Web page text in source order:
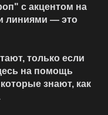
с акцентом на
линиями — это
только если
на помощь
которые знают, как